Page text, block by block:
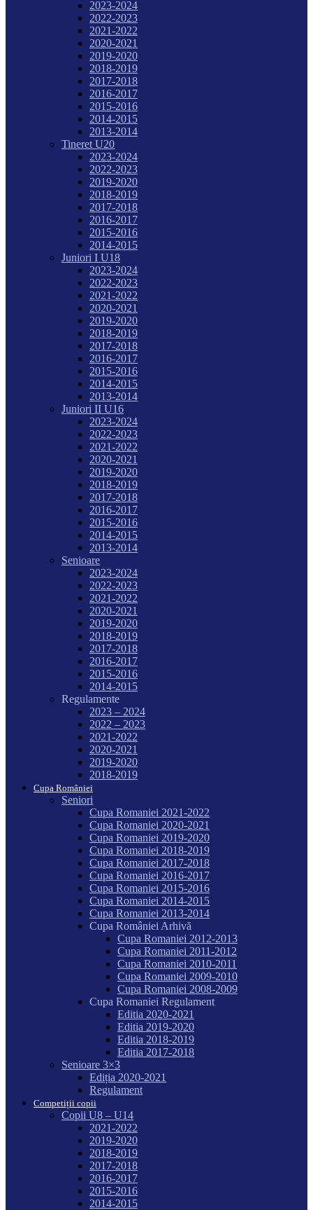
2023-2024
2022-2023
2021-2022
2020-2021
2019-2020
2018-2019
2017-2018
2016-2017
2015-2016
2014-2015
2013-2014
Tineret U20
2023-2024
2022-2023
2019-2020
2018-2019
2017-2018
2016-2017
2015-2016
2014-2015
Juniori I U18
2023-2024
2022-2023
2021-2022
2020-2021
2019-2020
2018-2019
2017-2018
2016-2017
2015-2016
2014-2015
2013-2014
Juniori II U16
2023-2024
2022-2023
2021-2022
2020-2021
2019-2020
2018-2019
2017-2018
2016-2017
2015-2016
2014-2015
2013-2014
Senioare
2023-2024
2022-2023
2021-2022
2020-2021
2019-2020
2018-2019
2017-2018
2016-2017
2015-2016
2014-2015
Regulamente
2023 – 2024
2022 – 2023
2021-2022
2020-2021
2019-2020
2018-2019
Cupa României
Seniori
Cupa Romaniei 2021-2022
Cupa Romaniei 2020-2021
Cupa Romaniei 2019-2020
Cupa Romaniei 2018-2019
Cupa Romaniei 2017-2018
Cupa Romaniei 2016-2017
Cupa Romaniei 2015-2016
Cupa Romaniei 2014-2015
Cupa Romaniei 2013-2014
Cupa României Arhivă
Cupa Romaniei 2012-2013
Cupa Romaniei 2011-2012
Cupa Romaniei 2010-2011
Cupa Romaniei 2009-2010
Cupa Romaniei 2008-2009
Cupa Romaniei Regulament
Editia 2020-2021
Editia 2019-2020
Editia 2018-2019
Editia 2017-2018
Senioare 3×3
Ediția 2020-2021
Regulament
Competiții copii
Copii U8 – U14
2021-2022
2019-2020
2018-2019
2017-2018
2016-2017
2015-2016
2014-2015